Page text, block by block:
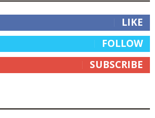
LIKE
FOLLOW
SUBSCRIBE